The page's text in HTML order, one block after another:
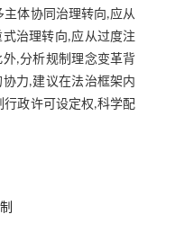
体协同治理转向,应从
治理转向,应从过度注
,分析规制理念变革背
力,建议在法治框架内
行政许可设定权,科学配